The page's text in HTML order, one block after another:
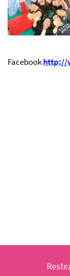
Facebookhttp://